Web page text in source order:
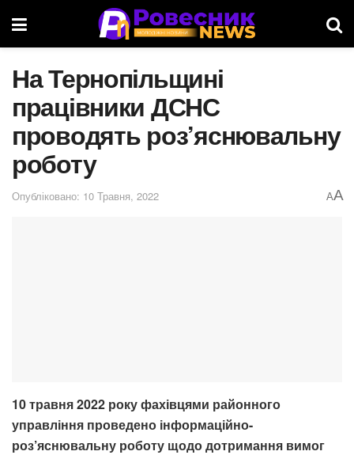
На Тернопільщині
працівники ДСНС
проводять роз’яснювальну
роботу
Опубліковано: 10 Травня, 2022 AA
10 травня 2022 року фахівцями районного
управління проведено інформаційно-
роз’яснювальну роботу щодо дотримання вимог